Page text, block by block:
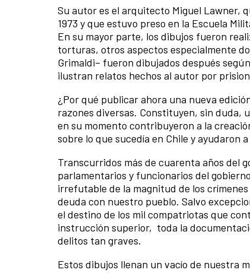
Su autor es el arquitecto Miguel Lawner,
1973 y que estuvo preso en la Escuela
En su mayor parte, los dibujos fueron
torturas, otros aspectos especialmente
Grimaldi– fueron dibujados después
ilustran relatos hechos al autor por
¿Por qué publicar ahora una nueva
razones diversas. Constituyen, sin duda,
en su momento contribuyeron a la
sobre lo que sucedía en Chile y ayudaron
Transcurridos más de cuarenta años del
parlamentarios y funcionarios del
irrefutable de la magnitud de los
deuda con nuestro pueblo. Salvo
el destino de los mil compatriotas que
instrucción superior, toda la
delitos tan graves.
Estos dibujos llenan un vacío de nuestra